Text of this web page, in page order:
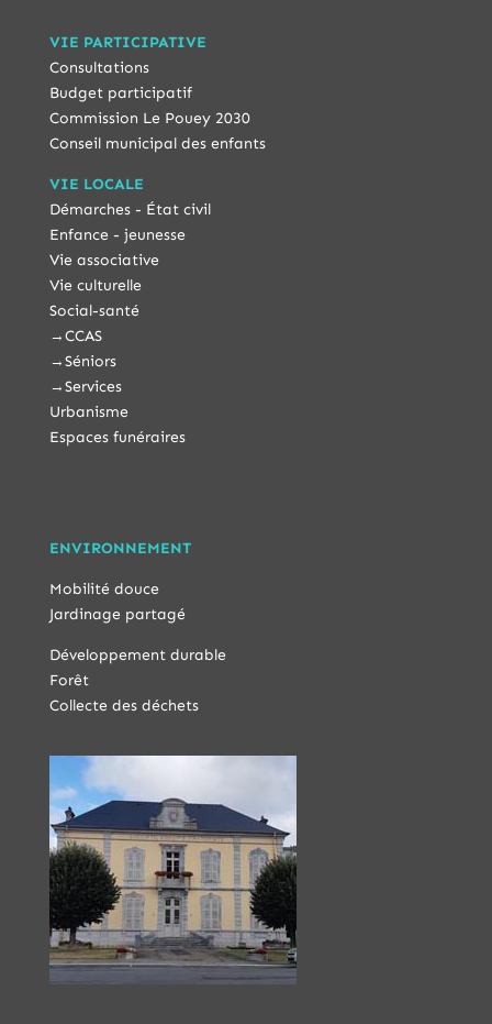
VIE PARTICIPATIVE
Consultations
Budget participatif
Commission Le Pouey 2030
Conseil municipal des enfants
VIE LOCALE
Démarches - État civil
Enfance - jeunesse
Vie associative
Vie culturelle
Social-santé
→CCAS
→Séniors
→Services
Urbanisme
Espaces funéraires
ENVIRONNEMENT
Mobilité douce
Jardinage partagé
Développement durable
Forêt
Collecte des déchets